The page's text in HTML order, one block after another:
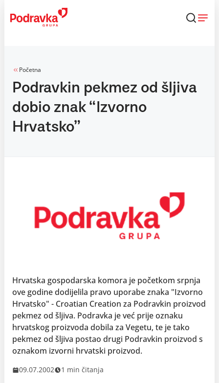
content
Početna
Podravkin pekmez od šljiva
dobio znak “Izvorno
Hrvatsko”
Hrvatska gospodarska komora je početkom srpnja
ove godine dodijelila pravo uporabe znaka "Izvorno
Hrvatsko" - Croatian Creation za Podravkin proizvod
pekmez od šljiva. Podravka je već prije oznaku
hrvatskog proizvoda dobila za Vegetu, te je tako
pekmez od šljiva postao drugi Podravkin proizvod s
oznakom izvorni hrvatski proizvod.
09.07.2002 1 min čitanja